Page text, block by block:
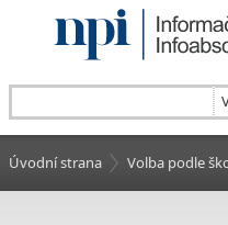
Úvodní strana Volba podle